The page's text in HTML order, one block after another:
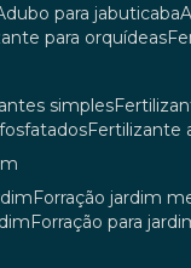
adubo para jabuticaba
para orquídeas
simples
fertilizante
forração jardim
forração para